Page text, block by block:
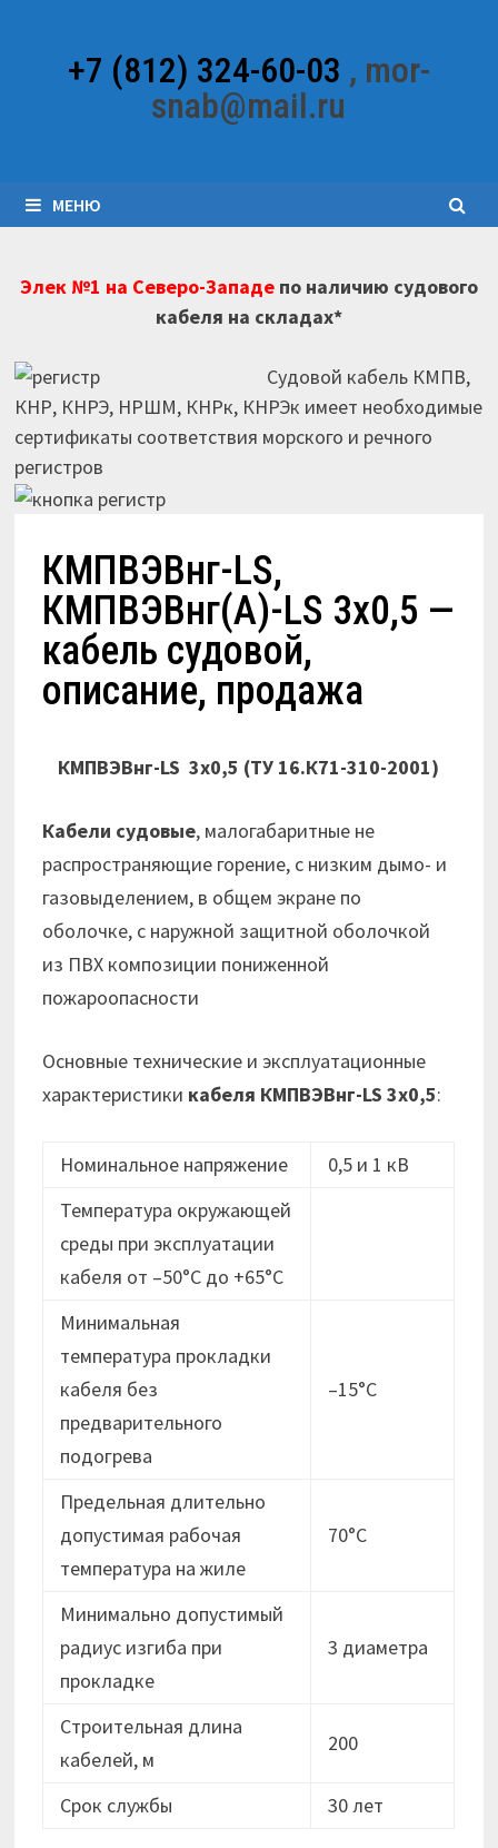
содержимому+7 (812) 324-60-03 , mor-
snab@mail.ru
МЕНЮ
Элек №1 на Северо-Западепо наличию судового
кабеля на складах*
Судовой кабель КМПВ,
КНР, КНРЭ, НРШМ, КНРк, КНРЭк имеет необходимые
сертификаты соответствия морского и речного
регистров
КМПВЭВнг-LS,
КМПВЭВнг(А)-LS 3х0,5 —
кабель судовой,
описание, продажа
КМПВЭВнг-LS 3х0,5 (ТУ 16.К71-310-2001)
Кабели судовые, малогабаритные не
распространяющие горение, с низким дымо- и
газовыделением, в общем экране по
оболочке, с наружной защитной оболочкой
из ПВХ композиции пониженной
пожароопасности
Основные технические и эксплуатационные
характеристики кабеля КМПВЭВнг-LS 3х0,5:
Номинальное напряжение
0,5 и 1 кВ
Температура окружающей
среды при эксплуатации
кабеля от –50°C до +65°C
Минимальная
температура прокладки
кабеля без
предварительного
подогрева
–15°C
Предельная длительно
допустимая рабочая
температура на жиле
70°C
Минимально допустимый
радиус изгиба при
прокладке
3 диаметра
Строительная длина
кабелей, м
200
Срок службы 30 лет